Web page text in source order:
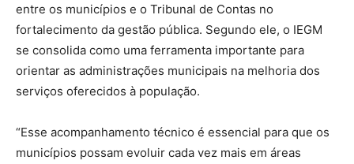
entre os municípios e o Tribunal de Contas no
fortalecimento da gestão pública. Segundo ele, o IEGM
se consolida como uma ferramenta importante para
orientar as administrações municipais na melhoria dos
serviços oferecidos à população.
“Esse acompanhamento técnico é essencial para que os
municípios possam evoluir cada vez mais em áreas